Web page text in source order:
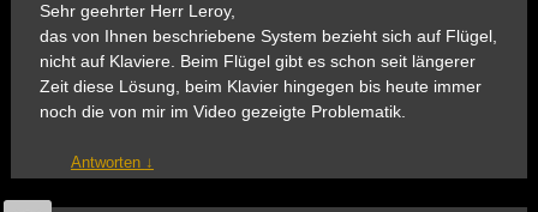
Sehr geehrter Herr Leroy,
das von Ihnen beschriebene System bezieht sich auf Flügel,
nicht auf Klaviere. Beim Flügel gibt es schon seit längerer
Zeit diese Lösung, beim Klavier hingegen bis heute immer
noch die von mir im Video gezeigte Problematik.
Antworten ↓